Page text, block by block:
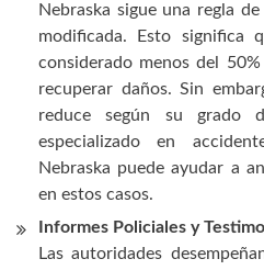
Nebraska sigue una regla
modificada. Esto significa
considerado menos del
recuperar daños. Sin
reduce según su grado
especializado en
Nebraska puede ayudar a
en estos casos.
Informes Policiales y
Las autoridades